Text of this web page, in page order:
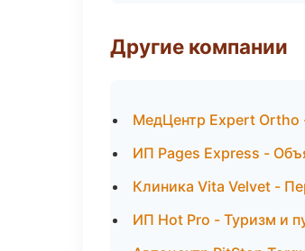
Другие компании
МедЦентр Expert Ortho
ИП Pages Express -
Клиника Vita Velvet -
ИП Hot Pro - Туризм и